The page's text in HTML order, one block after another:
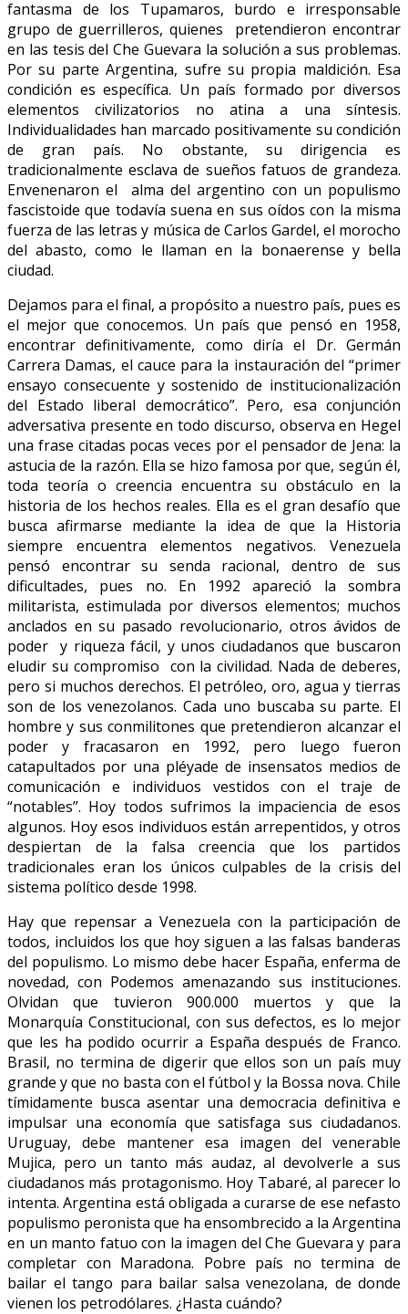
fantasma de los Tupamaros, burdo e irresponsable
grupo de guerrilleros, quienes pretendieron encontrar
en las tesis del Che Guevara la solución a sus problemas.
Por su parte Argentina, sufre su propia maldición. Esa
condición es específica. Un país formado por diversos
elementos civilizatorios no atina a una síntesis.
Individualidades han marcado positivamente su condición
de gran país. No obstante, su dirigencia es
tradicionalmente esclava de sueños fatuos de grandeza.
Envenenaron el alma del argentino con un populismo
fascistoide que todavía suena en sus oídos con la misma
fuerza de las letras y música de Carlos Gardel, el morocho
del abasto, como le llaman en la bonaerense y bella
ciudad.
Dejamos para el final, a propósito a nuestro país, pues es
el mejor que conocemos. Un país que pensó en 1958,
encontrar definitivamente, como diría el Dr. Germán
Carrera Damas, el cauce para la instauración del “primer
ensayo consecuente y sostenido de institucionalización
del Estado liberal democrático”. Pero, esa conjunción
adversativa presente en todo discurso, observa en Hegel
una frase citadas pocas veces por el pensador de Jena: la
astucia de la razón. Ella se hizo famosa por que, según él,
toda teoría o creencia encuentra su obstáculo en la
historia de los hechos reales. Ella es el gran desafío que
busca afirmarse mediante la idea de que la Historia
siempre encuentra elementos negativos. Venezuela
pensó encontrar su senda racional, dentro de sus
dificultades, pues no. En 1992 apareció la sombra
militarista, estimulada por diversos elementos; muchos
anclados en su pasado revolucionario, otros ávidos de
poder y riqueza fácil, y unos ciudadanos que buscaron
eludir su compromiso con la civilidad. Nada de deberes,
pero si muchos derechos. El petróleo, oro, agua y tierras
son de los venezolanos. Cada uno buscaba su parte. El
hombre y sus conmilitones que pretendieron alcanzar el
poder y fracasaron en 1992, pero luego fueron
catapultados por una pléyade de insensatos medios de
comunicación e individuos vestidos con el traje de
“notables”. Hoy todos sufrimos la impaciencia de esos
algunos. Hoy esos individuos están arrepentidos, y otros
despiertan de la falsa creencia que los partidos
tradicionales eran los únicos culpables de la crisis del
sistema político desde 1998.
Hay que repensar a Venezuela con la participación de
todos, incluidos los que hoy siguen a las falsas banderas
del populismo. Lo mismo debe hacer España, enferma de
novedad, con Podemos amenazando sus instituciones.
Olvidan que tuvieron 900.000 muertos y que la
Monarquía Constitucional, con sus defectos, es lo mejor
que les ha podido ocurrir a España después de Franco.
Brasil, no termina de digerir que ellos son un país muy
grande y que no basta con el fútbol y la Bossa nova. Chile
tímidamente busca asentar una democracia definitiva e
impulsar una economía que satisfaga sus ciudadanos.
Uruguay, debe mantener esa imagen del venerable
Mujica, pero un tanto más audaz, al devolverle a sus
ciudadanos más protagonismo. Hoy Tabaré, al parecer lo
intenta. Argentina está obligada a curarse de ese nefasto
populismo peronista que ha ensombrecido a la Argentina
en un manto fatuo con la imagen del Che Guevara y para
completar con Maradona. Pobre país no termina de
bailar el tango para bailar salsa venezolana, de donde
vienen los petrodólares. ¿Hasta cuándo?